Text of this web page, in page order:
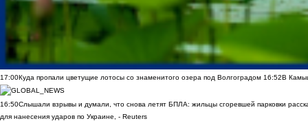
17:00Куда пропали цветущие лотосы со знаменитого озера под Волгоградом 16:52В
16:50Слышали взрывы и думали, что снова летят БПЛА: жильцы сгоревшей парковки
для нанесения ударов по Украине, - Reuters